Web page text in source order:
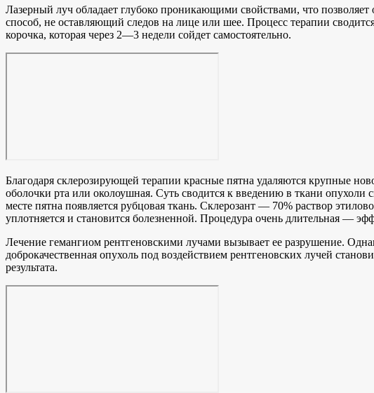
Лазерный луч обладает глубоко проникающими свойствами, что
способ, не оставляющий следов на лице или шее. Процесс терапии
корочка, которая через 2―3 недели сойдет самостоятельно.
Благодаря склерозирующей терапии красные пятна удаляются крупные
оболочки рта или околоушная. Суть сводится к введению в ткани
месте пятна появляется рубцовая ткань. Склерозант — 70% раствор
уплотняется и становится болезненной. Процедура очень длительная —
Лечение гемангиом рентгеновскими лучами вызывает ее разрушение.
доброкачественная опухоль под воздействием рентгеновских лучей
результата.